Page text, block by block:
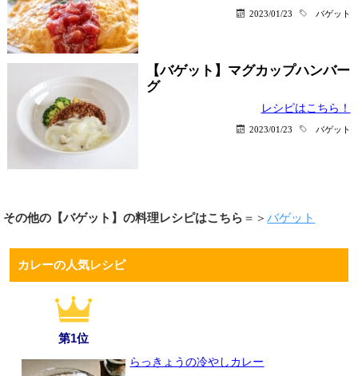
2023/01/23 バゲット
【バゲット】マグカップハンバー
グ
レシピはこちら！
2023/01/23 バゲット
その他の【バゲット】の料理レシピはこちら ＝＞バゲット
カレーの人気レシピ
第1位
らっきょうの冷やしカレー